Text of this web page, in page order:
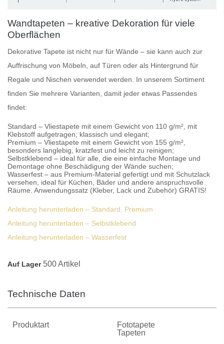
Wandtapeten – kreative Dekoration für viele
Oberflächen
Dekorative Tapete ist nicht nur für Wände – sie kann auch zur
Auffrischung von Möbeln, auf Türen oder als Hintergrund für
Regale und Nischen verwendet werden. In unserem Sortiment
finden Sie mehrere Varianten, damit jeder etwas Passendes
findet:
Standard – Vliestapete mit einem Gewicht von 110 g/m², mit
Klebstoff aufgetragen; klassisch und elegant;
Premium – Vliestapete mit einem Gewicht von 155 g/m²,
besonders langlebig, kratzfest und leicht zu reinigen;
Selbstklebend – ideal für alle, die eine einfache Montage und
Demontage ohne Beschädigung der Wände suchen;
Wasserfest – aus Premium-Material gefertigt und mit Schutzlack
versehen, ideal für Küchen, Bäder und andere anspruchsvolle
Räume. Anwendungssatz (Kleber, Lack und Zubehör) GRATIS!
Anleitung herunterladen – Standard, Premium
Anleitung herunterladen – Selbstklebend
Anleitung herunterladen – Wasserfest
Auf Lager 500 Artikel
Technische Daten
Produktart
Fototapete
Tapeten